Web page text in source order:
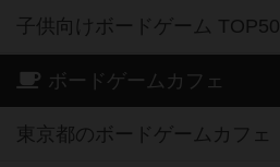
子供向けボードゲーム TOP50
ボードゲームカフェ
東京都のボードゲームカフェ